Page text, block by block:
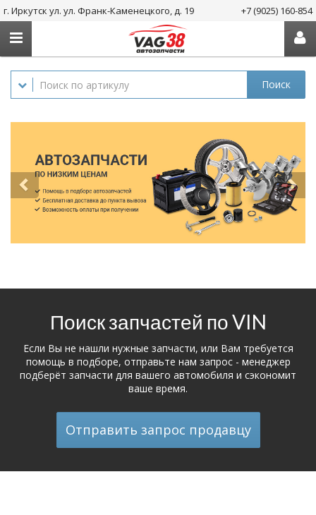
г. Иркутск ул. ул. Франк-Каменецкого, д. 19 +7 (9025) 160-854
Поиск
Поиск запчастей по VIN
Если Вы не нашли нужные запчасти, или Вам требуется
помощь в подборе, отправьте нам запрос - менеджер
подберёт запчасти для вашего автомобиля и сэкономит
ваше время.
Отправить запрос продавцу